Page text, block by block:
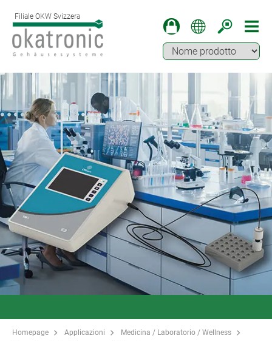
Filiale OKW Svizzera
Homepage Applicazioni
Medicina / Laboratorio / Wellness